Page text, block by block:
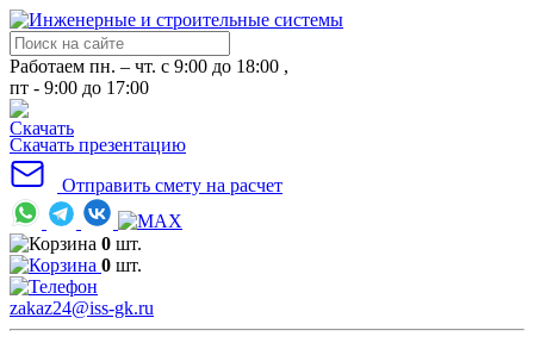
Работаем пн. – чт. с 9:00 до 18:00 ,
пт - 9:00 до 17:00
Скачать презентацию
Отправить смету на расчет
0 шт.
0 шт.
zakaz24@iss-gk.ru